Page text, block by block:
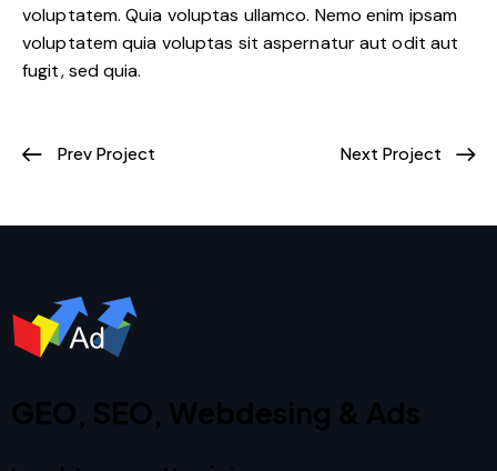
voluptatem. Quia voluptas ullamco. Nemo enim ipsam
voluptatem quia voluptas sit aspernatur aut odit aut
fugit, sed quia.
Prev Project Next Project
GEO, SEO, Webdesing & Ads